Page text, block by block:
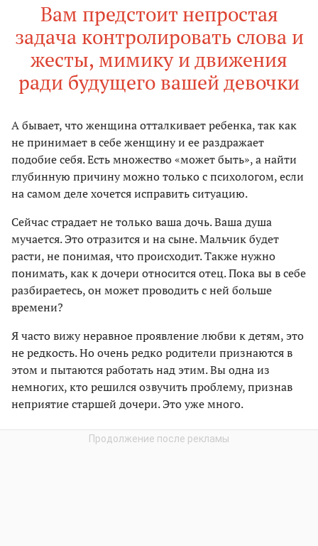
Вам предстоит непростая
задача контролировать слова и
жесты, мимику и движения
ради будущего вашей девочки
А бывает, что женщина отталкивает ребенка, так как
не принимает в себе женщину и ее раздражает
подобие себя. Есть множество «может быть», а найти
глубинную причину можно только с психологом, если
на самом деле хочется исправить ситуацию.
Сейчас страдает не только ваша дочь. Ваша душа
мучается. Это отразится и на сыне. Мальчик будет
расти, не понимая, что происходит. Также нужно
понимать, как к дочери относится отец. Пока вы в себе
разбираетесь, он может проводить с ней больше
времени?
Я часто вижу неравное проявление любви к детям, это
не редкость. Но очень редко родители признаются в
этом и пытаются работать над этим. Вы одна из
немногих, кто решился озвучить проблему, признав
неприятие старшей дочери. Это уже много.